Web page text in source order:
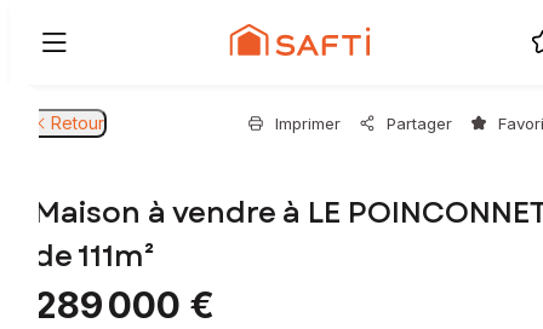
Retour Imprimer Partager
Maison à vendre à LE
de 111m²
289 000 €